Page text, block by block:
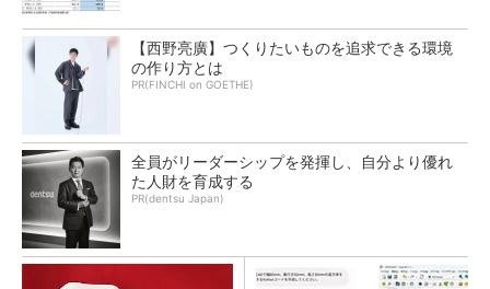
【西野亮廣】つくりたいものを追求できる環境
の作り方とは
PR(FINCHI on GOETHE)
全員がリーダーシップを発揮し、自分より優れ
た人財を育成する
PR(dentsu Japan)